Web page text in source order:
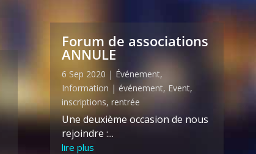
Forum de associations
ANNULE
6 Sep 2020 | Événement,
Information |événement, Event,
inscriptions,rentrée
Une deuxième occasion de nous
rejoindre :...
lire plus